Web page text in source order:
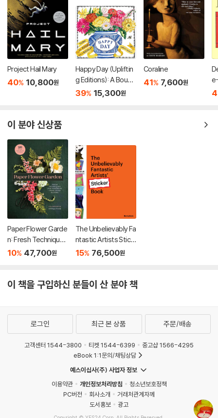
Project Hail Mary
40% 10,800원
Happy Day (Upliftin
g Editions): A Bouqu
et in a Book (부케북 /
39% 15,300원
Coraline
41% 7,600원
이 분야 신상품
Paper Flower Garde
n: Fresh Techniques
for Handmade Crep
10% 47,700원
The Unbelievably Fa
ntastic Artists Stick
er Book
15% 76,500원
이 책을 구입하신 분들이 산 분야 책
로그인 최근 본 상품 주문/배송
고객센터 1544-3800 티켓 1544-6399
중고샵 1566-4295
eBook 1:1문의/채팅상담
예스이십사(주) 사업자 정보
이용약관
개인정보처리방침
청소년보호정책
PC버전
회사소개
거래처관계자께
도서홍보
광고